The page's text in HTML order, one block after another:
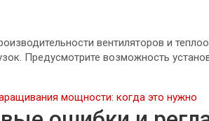
вентиляторов и
Предусмотрите возможность
мощности: когда это нужно